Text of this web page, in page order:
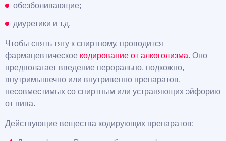
обезболивающие;
диуретики и т.д.
Чтобы снять тягу к спиртному, проводится
фармацевтическое кодирование от алкоголизма. Оно
предполагает введение перорально, подкожно,
внутримышечно или внутривенно препаратов,
несовместимых со спиртным или устраняющих эйфорию
от пива.
Действующие вещества кодирующих препаратов: